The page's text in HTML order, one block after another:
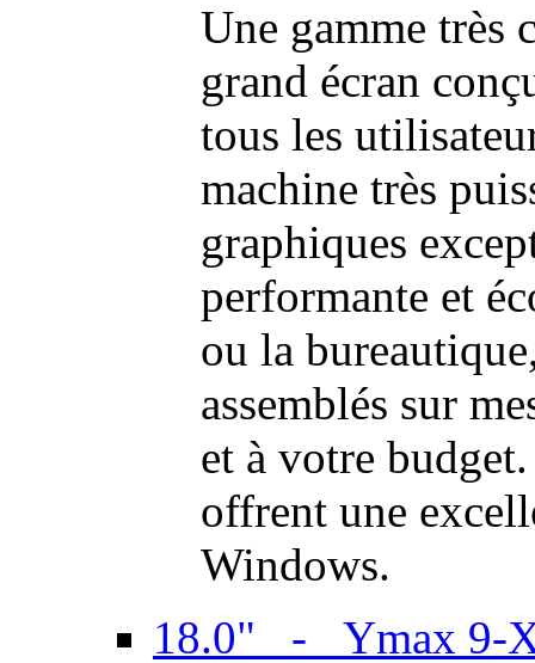
Une gamme très
grand écran
tous les
machine très
graphiques
performante et
ou la
assemblés sur
et à votre
offrent une
Windows.
18.0" - Ymax 9-